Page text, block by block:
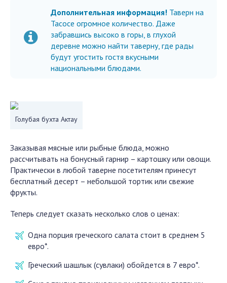
Дополнительная информация! Таверн на
Тасосе огромное количество. Даже
забравшись высоко в горы, в глухой
деревне можно найти таверну, где рады
будут угостить гостя вкусными
национальными блюдами.
Голубая бухта Актау
Заказывая мясные или рыбные блюда, можно
рассчитывать на бонусный гарнир – картошку или овощи.
Практически в любой таверне посетителям принесут
бесплатный десерт – небольшой тортик или свежие
фрукты.
Теперь следует сказать несколько слов о ценах:
Одна порция греческого салата стоит в среднем 5
евро*.
Греческий шашлык (сувлаки) обойдется в 7 евро*.